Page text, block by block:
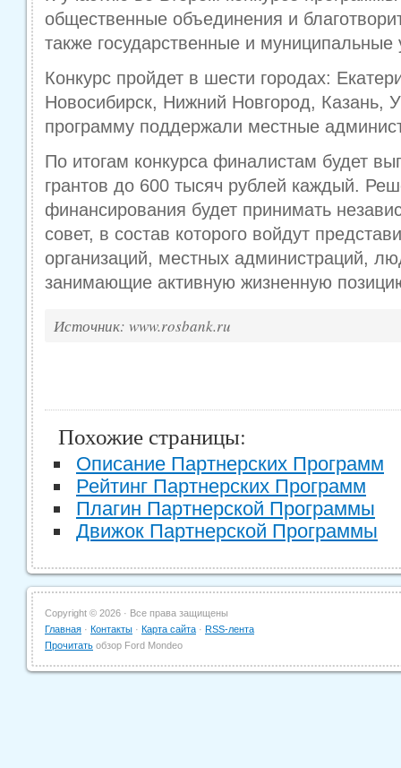
общественные объединения и
также государственные и муниципальные
Конкурс пройдет в шести городах:
Новосибирск, Нижний Новгород, Казань,
программу поддержали местные
По итогам конкурса финалистам будет
грантов до 600 тысяч рублей каждый.
финансирования будет принимать
совет, в состав которого войдут
организаций, местных администраций,
занимающие активную жизненную
Источник: www.rosbank.ru
Похожие страницы:
Описание Партнерских Программ
Рейтинг Партнерских Программ
Плагин Партнерской Программы
Движок Партнерской Программы
Copyright © 2026 · Все права защищены
Главная · Контакты · Карта сайта · RSS-лента
Прочитать обзор Ford Mondeo